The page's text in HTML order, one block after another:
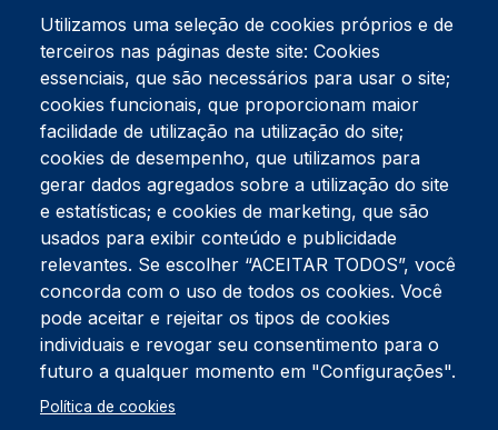
Tel:234 390 100Fax:234 390 100
Endereço Postal
Apartado 42
Rua Gil Eanes 31
3834-908 Gafanha da Nazaré
Estúdios
Rua Prior Guerra
Edifício do Centro Cultural da Gafanha da Nazaré
3830-556 Gafanha da Nazaré
Rodapé
Cookies Política de Privacidade
Utilizamos uma seleção de cookies próprios e de
terceiros nas páginas deste site: Cookies
essenciais, que são necessários para usar o site;
cookies funcionais, que proporcionam maior
facilidade de utilização na utilização do site;
cookies de desempenho, que utilizamos para
gerar dados agregados sobre a utilização do site
e estatísticas; e cookies de marketing, que são
usados para exibir conteúdo e publicidade
relevantes. Se escolher “ACEITAR TODOS”, você
concorda com o uso de todos os cookies. Você
pode aceitar e rejeitar os tipos de cookies
individuais e revogar seu consentimento para o
futuro a qualquer momento em "Configurações".
Política de cookies